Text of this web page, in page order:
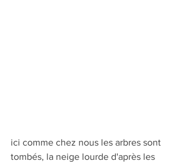
ici comme chez nous les arbres sont
tombés, la neige lourde d'après les